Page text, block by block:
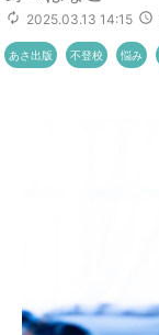
2025.03.13 14:15
あさ出版 不登校 悩み